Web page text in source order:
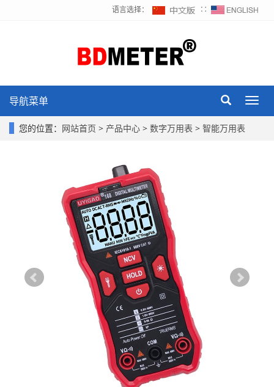
语言选择： ∷
导航菜单
您的位置： 网站首页 > 产品中心 > 数字万用表 > 智能万用表